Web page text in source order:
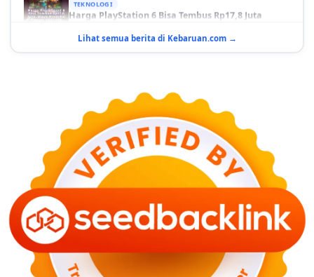
Harga PlayStation 6 Bisa Tembus Rp17,8 Juta
29 Juni 2026
KESEHATAN
Bahaya Memakai Softlens untuk Mata yang Jarang
Diketahui
29 Juni 2026
NASIONAL
PLN Kalimantan Lakukan Manajemen Beban
29 Juni 2026
Harga Minyak Dunia Hari Ini Naik, WTI dan Brent
Sama-sama Menguat
30 Juni 2026
Lihat semua berita di Kebaruan.com →